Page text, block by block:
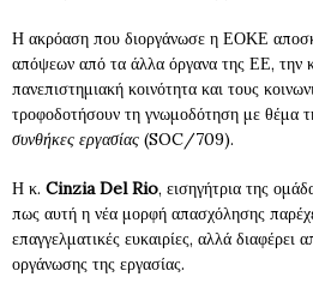
Η ακρόαση που διοργάνωσε η ΕΟΚΕ
απόψεων από τα άλλα όργανα της ΕΕ, την
πανεπιστημιακή κοινότητα και τους
τροφοδοτήσουν τη γνωμοδότηση με θέμα
συνθήκες εργασίας (SOC/709).
Η κ. Cinzia Del Rio, εισηγήτρια της
πως αυτή η νέα μορφή απασχόλησης
επαγγελματικές ευκαιρίες, αλλά
οργάνωσης της εργασίας.